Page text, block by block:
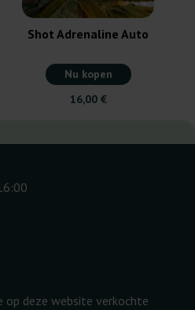
Shot Adrenaline Auto
Nu kopen
16,00 €
op deze website verkochte